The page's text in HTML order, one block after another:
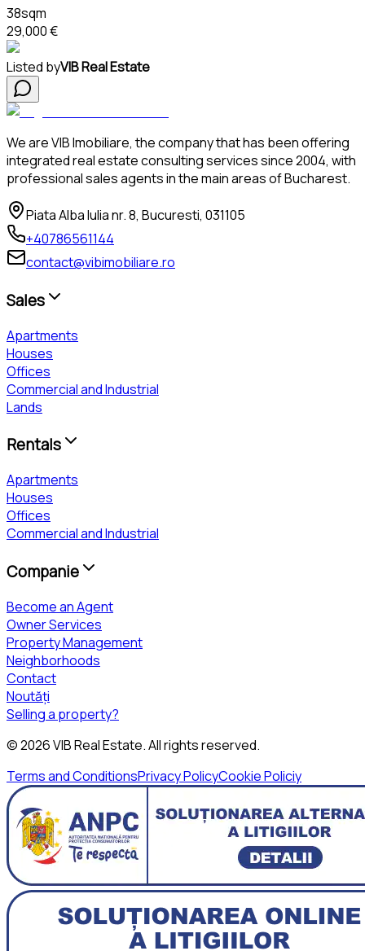
38sqm
29,000 €
Listed byVIB Real Estate
We are VIB Imobiliare, the company that has been offering
integrated real estate consulting services since 2004, with
professional sales agents in the main areas of Bucharest.
Piata Alba Iulia nr. 8, Bucuresti, 031105
+40786561144
contact@vibimobiliare.ro
Sales
Apartments
Houses
Offices
Commercial and Industrial
Lands
Rentals
Apartments
Houses
Offices
Commercial and Industrial
Companie
Become an Agent
Owner Services
Property Management
Neighborhoods
Contact
Noutăți
Selling a property?
©2026VIB Real Estate. All rights reserved.
Terms and ConditionsPrivacy PolicyCookie Policiy